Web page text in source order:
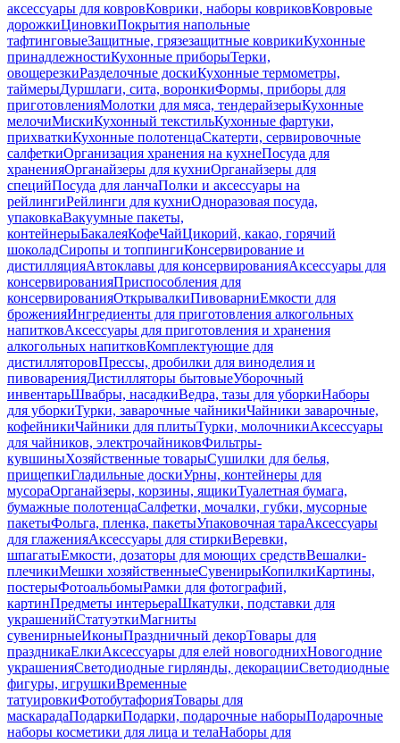
аксессуары для ковровКоврики, наборы ковриковКовровые
дорожкиЦиновкиПокрытия напольные
тафтинговыеЗащитные, грязезащитные коврикиКухонные
принадлежностиКухонные приборыТерки,
овощерезкиРазделочные доскиКухонные термометры,
таймерыДуршлаги, сита, воронкиФормы, приборы для
приготовленияМолотки для мяса, тендерайзерыКухонные
мелочиМискиКухонный текстильКухонные фартуки,
прихваткиКухонные полотенцаСкатерти, сервировочные
салфеткиОрганизация хранения на кухнеПосуда для
храненияОрганайзеры для кухниОрганайзеры для
специйПосуда для ланчаПолки и аксессуары на
рейлингиРейлинги для кухниОдноразовая посуда,
упаковкаВакуумные пакеты,
контейнерыБакалеяКофеЧайЦикорий, какао, горячий
шоколадСиропы и топпингиКонсервирование и
дистилляцияАвтоклавы для консервированияАксессуары для
консервированияПриспособления для
консервированияОткрывалкиПивоварниЕмкости для
броженияИнгредиенты для приготовления алкогольных
напитковАксессуары для приготовления и хранения
алкогольных напитковКомплектующие для
дистилляторовПрессы, дробилки для виноделия и
пивоваренияДистилляторы бытовыеУборочный
инвентарьШвабры, насадкиВедра, тазы для уборкиНаборы
для уборкиТурки, заварочные чайникиЧайники заварочные,
кофейникиЧайники для плитыТурки, молочникиАксессуары
для чайников, электрочайниковФильтры-
кувшиныХозяйственные товарыСушилки для белья,
прищепкиГладильные доскиУрны, контейнеры для
мусораОрганайзеры, корзины, ящикиТуалетная бумага,
бумажные полотенцаСалфетки, мочалки, губки, мусорные
пакетыФольга, пленка, пакетыУпаковочная тараАксессуары
для глаженияАксессуары для стиркиВеревки,
шпагатыЕмкости, дозаторы для моющих средствВешалки-
плечикиМешки хозяйственныеСувенирыКопилкиКартины,
постерыФотоальбомыРамки для фотографий,
картинПредметы интерьераШкатулки, подставки для
украшенийСтатуэткиМагниты
сувенирныеИконыПраздничный декорТовары для
праздникаЕлкиАксессуары для елей новогоднихНовогодние
украшенияСветодиодные гирлянды, декорацииСветодиодные
фигуры, игрушкиВременные
татуировкиФотобутафорияТовары для
маскарадаПодаркиПодарки, подарочные наборыПодарочные
наборы косметики для лица и телаНаборы для